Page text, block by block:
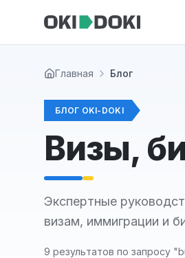
Главная Блог
БЛОГ OKI-DOKI
Визы,
Экспертные
визам, иммиграции и
9 результатов по запросу